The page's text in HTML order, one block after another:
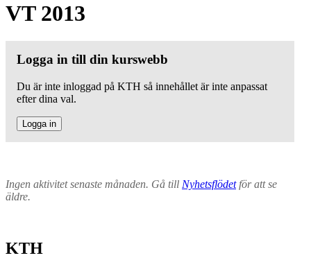
VT 2013
Logga in till din kurswebb
Du är inte inloggad på KTH så innehållet är inte anpassat
efter dina val.
Logga in
Ingen aktivitet senaste månaden. Gå till Nyhetsflödetför att se
äldre.
KTH